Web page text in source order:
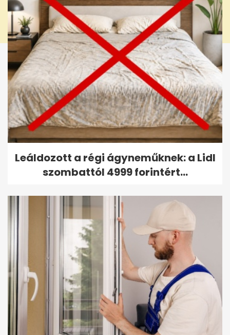
Leáldozott a régi ágyneműknek: a Lidl
szombattól 4999 forintért...